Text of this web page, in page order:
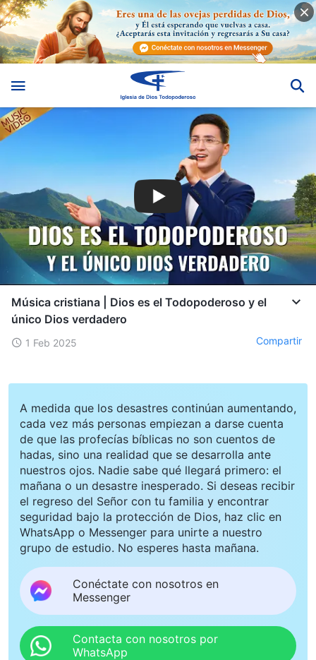
Música cristiana | Dios es el Todopoderoso y el
único Dios verdadero
1 Feb 2025 Compartir
A medida que los desastres continúan aumentando,
cada vez más personas empiezan a darse cuenta
de que las profecías bíblicas no son cuentos de
hadas, sino una realidad que se desarrolla ante
nuestros ojos. Nadie sabe qué llegará primero: el
mañana o un desastre inesperado. Si deseas recibir
el regreso del Señor con tu familia y encontrar
seguridad bajo la protección de Dios, haz clic en
WhatsApp o Messenger para unirte a nuestro
grupo de estudio. No esperes hasta mañana.
Conéctate con nosotros en
Messenger
Contacta con nosotros por
WhatsApp